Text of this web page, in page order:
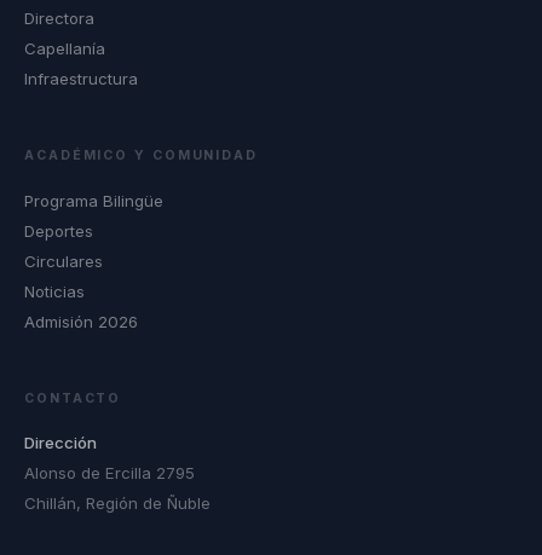
Directora
Capellanía
Infraestructura
ACADÉMICO Y COMUNIDAD
Programa Bilingüe
Deportes
Circulares
Noticias
Admisión 2026
CONTACTO
Dirección
Alonso de Ercilla 2795
Chillán, Región de Ñuble